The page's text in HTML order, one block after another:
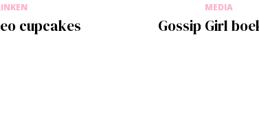
cupcakes
MEDIA
Gossip Girl